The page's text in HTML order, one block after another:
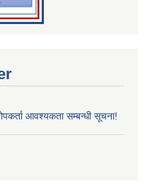
आवश्यकता सम्बन्धी सूचना!